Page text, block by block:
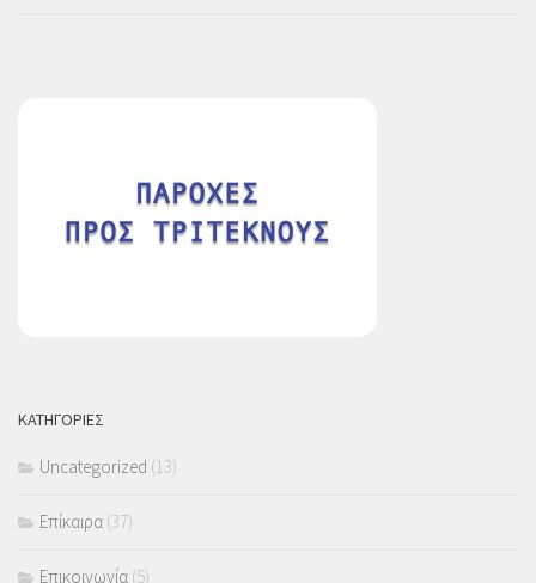
ΚΑΤΗΓΟΡΙΕΣ
Uncategorized (13)
Επίκαιρα (37)
Επικοινωνία (5)